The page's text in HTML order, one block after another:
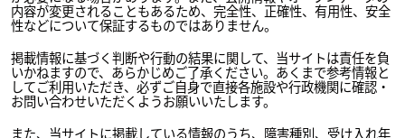
内容が変更されることもあるため、完全性、正確性、有用性、安全
性などについて保証するものではありません。
掲載情報に基づく判断や行動の結果に関して、当サイトは責任を負
いかねますので、あらかじめご了承ください。あくまで参考情報と
してご利用いただき、必ずご自身で直接各施設や行政機関に確認・
お問い合わせいただくようお願いいたします。
また、当サイトに掲載している情報のうち、障害種別、受け入れ年